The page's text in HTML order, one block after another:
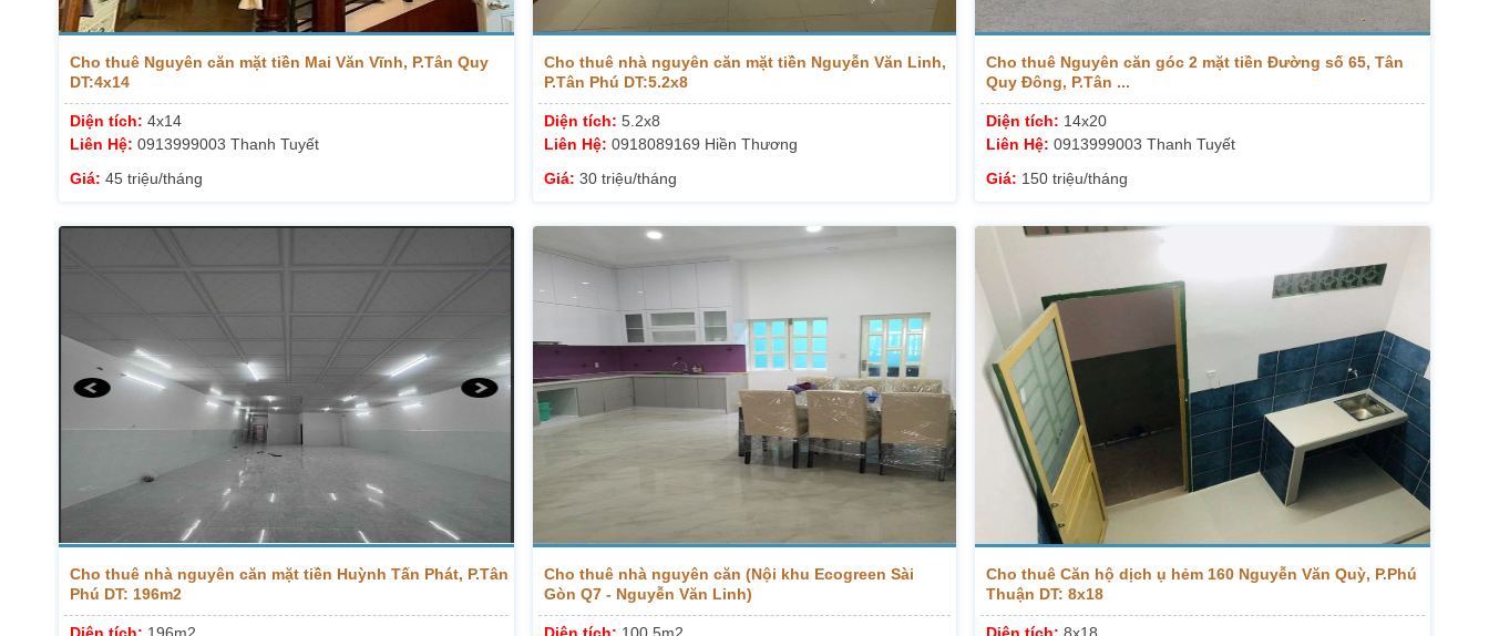
Cho thuê Nguyên căn mặt tiền Mai Văn Vĩnh, P.Tân Quy
DT:4x14
Diện tích: 4x14
Liên Hệ: 0913999003 Thanh Tuyết
Giá: 45 triệu/tháng
Cho thuê nhà nguyên căn mặt tiền Nguyễn Văn Linh,
P.Tân Phú DT:5.2x8
Diện tích:5.2x8
Liên Hệ:0918089169 Hiền Thương
Giá:30 triệu/tháng
Cho thuê Nguyên căn góc 2 mặt tiền Đường số 65, Tân
Quy Đông, P.Tân ...
Diện tích: 14x20
Liên Hệ: 0913999003 Thanh Tuyết
Giá: 150 triệu/tháng
Cho thuê nhà nguyên căn mặt tiền Huỳnh Tấn Phát, P.Tân
Phú DT: 196m2
Cho thuê nhà nguyên căn (Nội khu Ecogreen Sài
Gòn Q7 - Nguyễn Văn Linh)
Cho thuê Căn hộ dịch ụ hẻm 160 Nguyễn Văn Quỳ, P.Phú
Thuận DT: 8x18